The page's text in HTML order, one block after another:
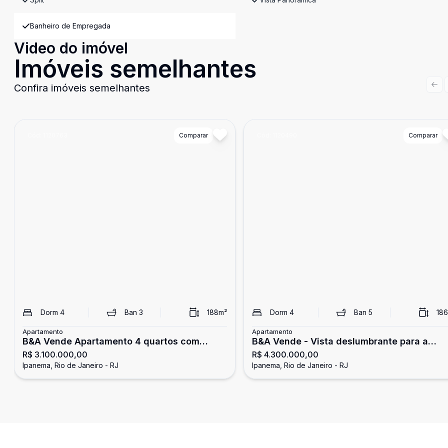
Banheiro de Empregada
Video do imóvel
Imóveis semelhantes
Confira imóveis semelhantes
Comparar
Dorm 4 Ban3 188m²
Apartamento
B&A Vende Apartamento 4 quartos com
suíte, 188 m² e 2 vagas na Nascimento Silva -
Ipanema
R$ 3.100.000,00
Ipanema, Rio de Janeiro - RJ
Comparar
Dorm 4 Ban 5 186
Apartamento
B&A Vende - Vista deslumbrante para a
Lagoa! Amplo apartamento de 186 m² com 4
quartos e 3 vagas
R$ 4.300.000,00
Ipanema, Rio de Janeiro - RJ